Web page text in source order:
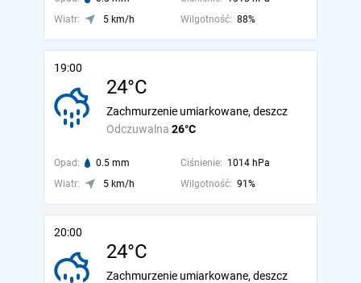
Wiatr:
5 km/h Wilgotność: 88%
19:00
24°C
Odczuwalna 26°C
Zachmurzenie umiarkowane, deszcz
Opad: 0.5 mm Ciśnienie: 1014 hPa
Wiatr:
5 km/h Wilgotność: 91%
20:00
24°C
Zachmurzenie umiarkowane, deszcz